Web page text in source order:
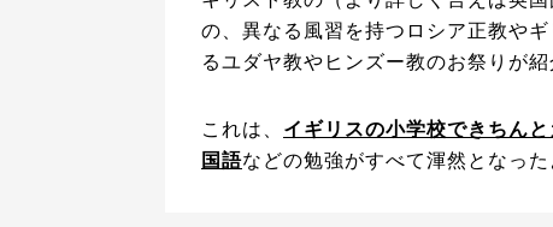
の、異なる風習を持つロシア正教や
るユダヤ教やヒンズー教のお祭りが
これは、 イギリスの小学校できちん
国語などの勉強がすべて渾然となっ